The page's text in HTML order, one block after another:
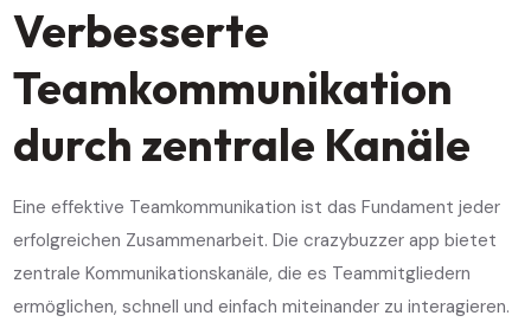
Verbesserte
Teamkommunikation
durch zentrale Kanäle
Eine effektive Teamkommunikation ist das Fundament jeder
erfolgreichen Zusammenarbeit. Die crazybuzzer app bietet
zentrale Kommunikationskanäle, die es Teammitgliedern
ermöglichen, schnell und einfach miteinander zu interagieren.